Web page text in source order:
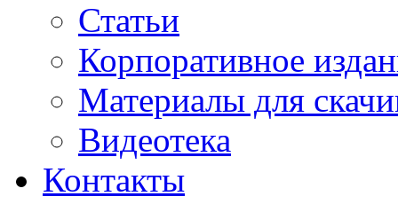
Статьи
Корпоративное
Материалы для
Видеотека
Контакты